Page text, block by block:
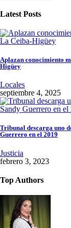
Latest Posts
Aplazan conocimiento
Higüey
Locales
septiembre 4, 2025
Tribunal descarga uno
Guerrero en el 2019
Justicia
febrero 3, 2023
Top Authors